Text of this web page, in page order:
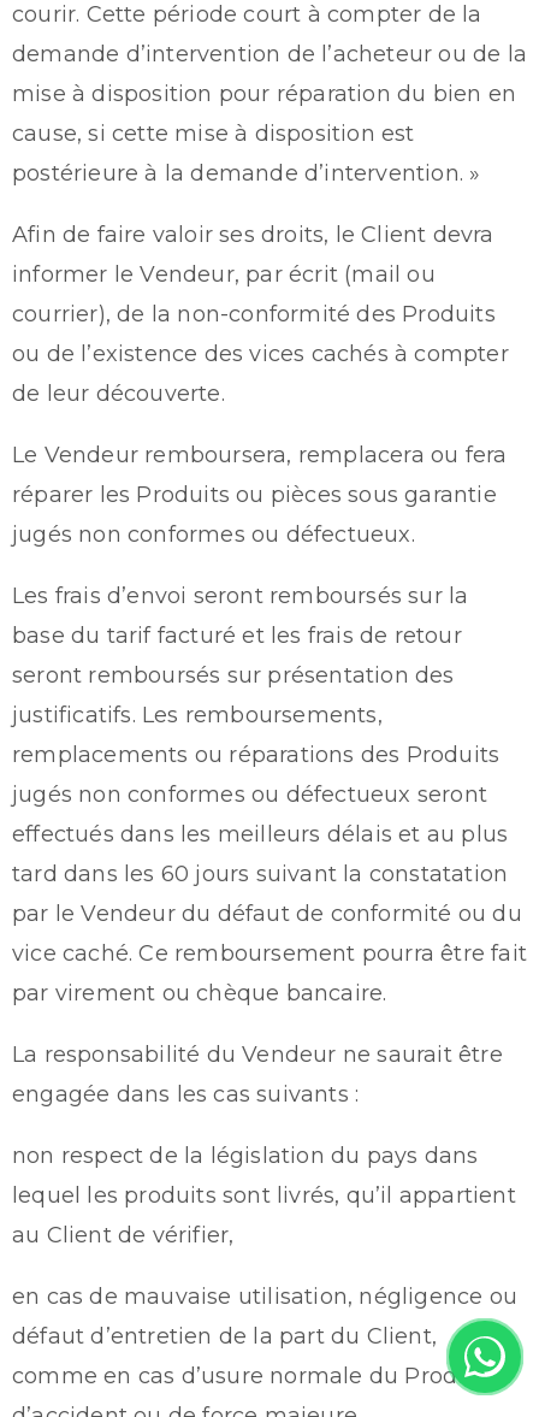
courir. Cette période court à compter de la
demande d’intervention de l’acheteur ou de la
mise à disposition pour réparation du bien en
cause, si cette mise à disposition est
postérieure à la demande d’intervention. »
Afin de faire valoir ses droits, le Client devra
informer le Vendeur, par écrit (mail ou
courrier), de la non-conformité des Produits
ou de l’existence des vices cachés à compter
de leur découverte.
Le Vendeur remboursera, remplacera ou fera
réparer les Produits ou pièces sous garantie
jugés non conformes ou défectueux.
Les frais d’envoi seront remboursés sur la
base du tarif facturé et les frais de retour
seront remboursés sur présentation des
justificatifs. Les remboursements,
remplacements ou réparations des Produits
jugés non conformes ou défectueux seront
effectués dans les meilleurs délais et au plus
tard dans les 60 jours suivant la constatation
par le Vendeur du défaut de conformité ou du
vice caché. Ce remboursement pourra être fait
par virement ou chèque bancaire.
La responsabilité du Vendeur ne saurait être
engagée dans les cas suivants :
non respect de la législation du pays dans
lequel les produits sont livrés, qu’il appartient
au Client de vérifier,
en cas de mauvaise utilisation, négligence ou
défaut d’entretien de la part du Client,
comme en cas d’usure normale du Produit,